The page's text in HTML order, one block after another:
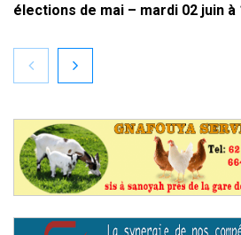
élections de mai – mardi 02 juin à